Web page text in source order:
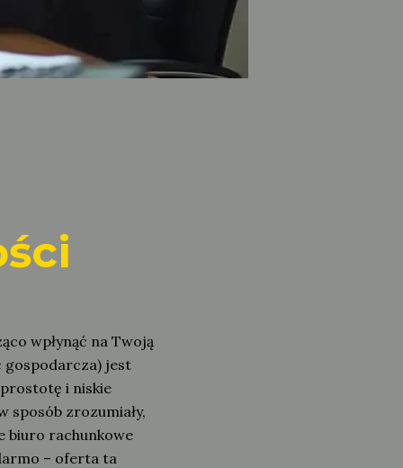
wpłynąć na Twoją
gospodarcza) jest
i niskie
sposób zrozumiały,
biuro rachunkowe
– oferta ta